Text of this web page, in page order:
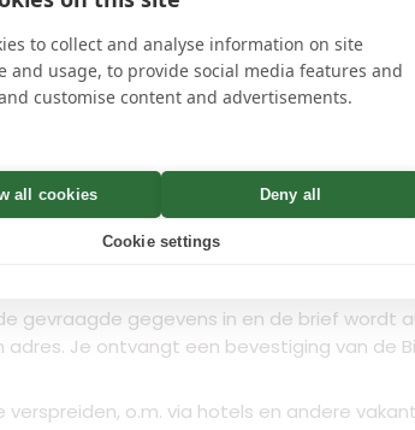
to collect and analyse information on site
and usage, to provide social media features and
customise content and advertisements.
all cookies Deny all
Cookie settings
Minuten
editHandtekening
name
gevraagde gegevens in en de brief wordt
Je ontvangt een bevestiging van de
o.m. via hotels en andere